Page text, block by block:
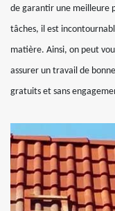
de garantir une meilleure
tâches, il est
matière. Ainsi, on peut
assurer un travail de
gratuits et sans